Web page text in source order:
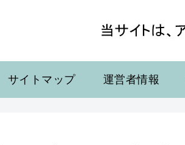
サイトマップ 運営者情報